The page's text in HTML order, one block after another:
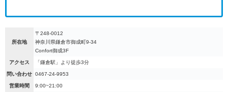
所在地
〒248-0012
神奈川県鎌倉市御成町9-34
Confort御成3F
アクセス 「鎌倉駅」より徒歩3分
問い合わせ 0467-24-9953
営業時間 9:00~21:00